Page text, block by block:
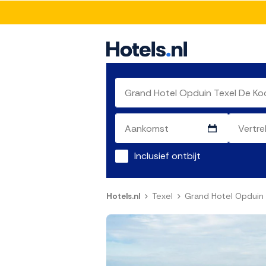
Inclusief ontbijt
Hotels.nl Texel Grand Hotel Opduin